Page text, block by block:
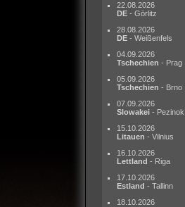
22.08.2026
DE - Görlitz
28.08.2026
DE - Weißenfels
04.09.2026
Tschechien - Prag
05.09.2026
Tschechien - Brno
07.09.2026
Slowakei - Pezinok
15.10.2026
Litauen - Vilnius
16.10.2026
Lettland - Riga
17.10.2026
Estland - Tallinn
18.10.2026